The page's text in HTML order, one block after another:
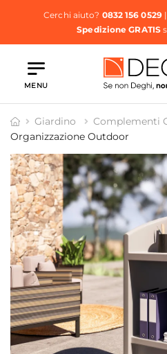
Cerchi aiuto? 0832 156 0529|
Spedizione GRATIS
MENU
Giardino
Complementi
Organizzazione Outdoor